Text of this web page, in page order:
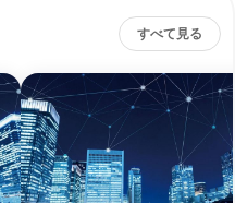
すべて見る